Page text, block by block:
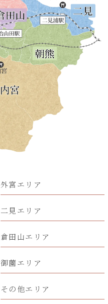
外宮エリア
二見エリア
倉田山エリア
御薗エリア
その他エリア